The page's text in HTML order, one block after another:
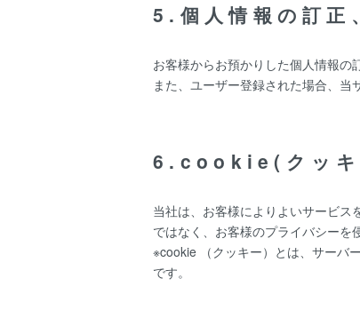
5.個人情報の訂正
お客様からお預かりした個人情報の
また、ユーザー登録された場合、当
6.cookie(クッキ
当社は、お客様によりよいサービ
ではなく、お客様のプライバシーを
※cookie （クッキー）とは、サーバ
です。